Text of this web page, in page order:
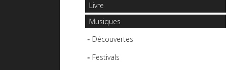
Livre
Musiques
Découvertes
Festivals